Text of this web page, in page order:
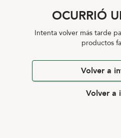
OCURRIÓ
Intenta volver más tarde
productos
Volver a
Volver a